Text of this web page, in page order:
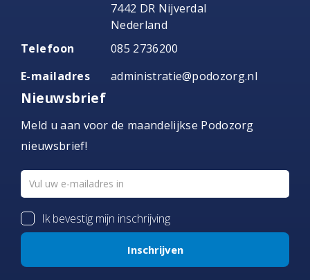
7442 DR Nijverdal
Nederland
Telefoon
085 2736200
E-mailadres
administratie@podozorg.nl
Nieuwsbrief
Meld u aan voor de maandelijkse Podozorg
nieuwsbrief!